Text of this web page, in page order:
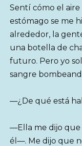
Sentí cómo el aire
estómago se me
alrededor, la
una botella de
futuro. Pero yo
sangre
—¿De qué está
—Ella me dijo
él—. Me dijo que